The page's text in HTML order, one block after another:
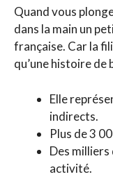
Quand vous
dans la main un
française. Car la
qu’une histoire de
Elle
indirects.
Plus de 3
Des
activité.